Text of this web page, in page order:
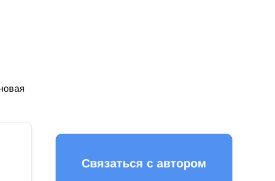
Связаться с автором